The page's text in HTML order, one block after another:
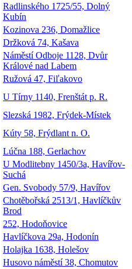
Radlinského 1725/55, Dolný
Kubín
Kozinova 236, Domažlice
Držková 74, Kašava
Náměstí Odboje 1128, Dvůr
Králové nad Labem
Ružová 47, Fiľakovo
U Tírny 1140, Frenštát p. R.
Slezská 1982, Frýdek-Místek
Kúty 58, Frýdlant n. O.
Lúčna 188, Gerlachov
U Modlitebny 1450/3a, Havířov-
Suchá
Gen. Svobody 57/9, Havířov
Chotěbořská 2513/1, Havlíčkův
Brod
252, Hodoňovice
Havlíčkova 29a, Hodonín
Holajka 1638, Holešov
Husovo náměstí 38, Chomutov